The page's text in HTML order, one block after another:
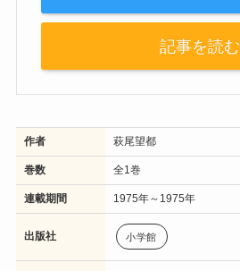
記事を読む
作者 萩尾望都
巻数 全1巻
連載期間 1975年～1975年
出版社 小学館